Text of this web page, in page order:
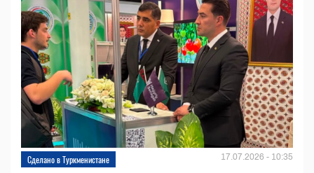
Сделано в Туркменистане 17.07.2026 - 10:35